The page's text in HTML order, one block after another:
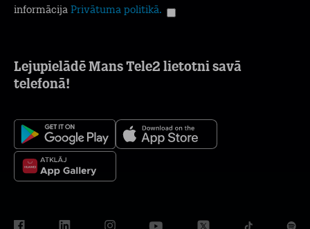
informācija Privātuma politikā.
Lejupielādē Mans Tele2 lietotni savā
telefonā!